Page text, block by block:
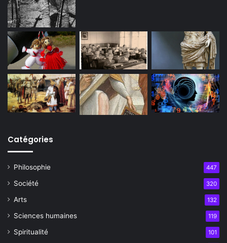
Catégories
Philosophie 447
Société 320
Arts 132
Sciences humaines 119
Spiritualité 101